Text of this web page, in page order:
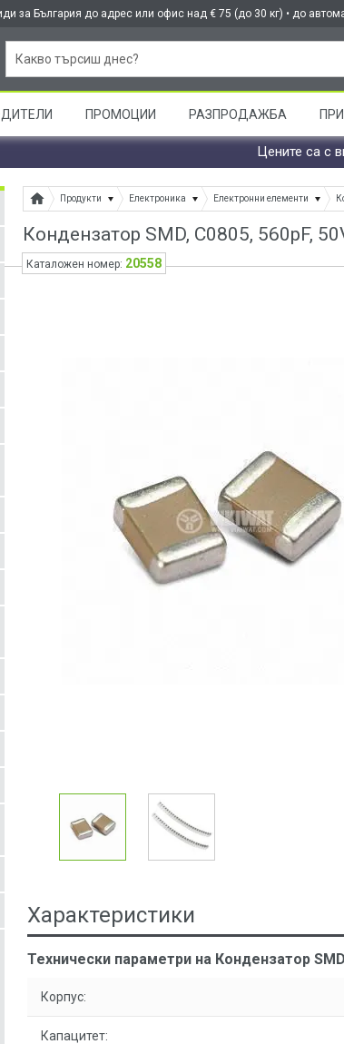
за България до адрес или офис над € 75 (до 30 кг) • до
ПРОМОЦИИ РАЗПРОДАЖБА
Цените са с
Продукти Електроника Електронни елементи
Кондензатор SMD, C0805, 560pF,
Каталожен номер: 20558
Характеристики
Технически параметри на Кондензатор
Корпус:
Капацитет: